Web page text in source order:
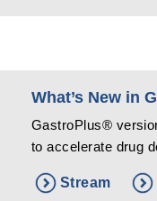
What’s New in
GastroPlus®
to accelerate drug
Stream